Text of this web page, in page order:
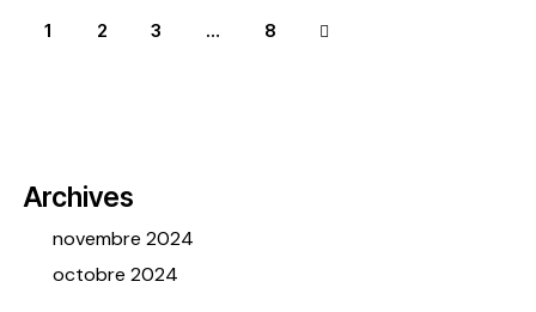
Pagination
Page
1 Page
2 Page
3 … Page
8
>
Archives
novembre 2024
octobre 2024